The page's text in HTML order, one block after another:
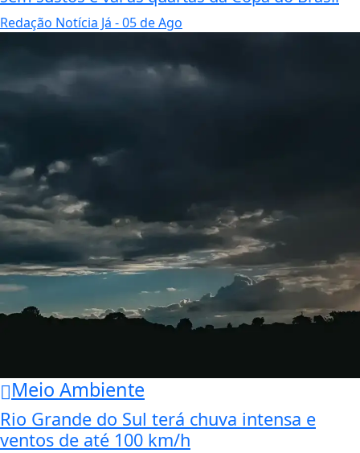
Redação Notícia Já - 05 de Ago
Meio Ambiente
Rio Grande do Sul terá chuva intensa e
ventos de até 100 km/h